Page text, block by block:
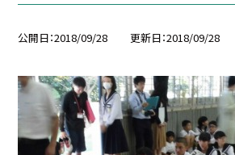
公開日 2018/09/28 更新日 2018/09/28